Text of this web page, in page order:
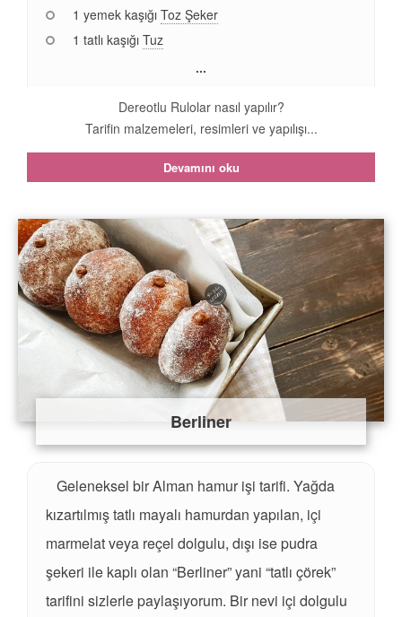
1 yemek kaşığı Toz Şeker
1 tatlı kaşığı Tuz
...
Dereotlu Rulolar nasıl yapılır?
Tarifin malzemeleri, resimleri ve yapılışı...
Devamını oku
Berliner
Geleneksel bir Alman hamur işi tarifi. Yağda
kızartılmış tatlı mayalı hamurdan yapılan, içi
marmelat veya reçel dolgulu, dışı ise pudra
şekeri ile kaplı olan “Berliner” yani “tatlı çörek”
tarifini sizlerle paylaşıyorum. Bir nevi içi dolgulu